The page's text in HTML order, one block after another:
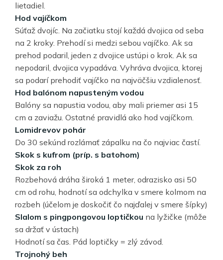
lietadiel.
Hod vajíčkom
Súťaž dvojíc. Na začiatku stojí každá dvojica od seba
na 2 kroky. Prehodí si medzi sebou vajíčko. Ak sa
prehod podaril, jeden z dvojice ustúpi o krok. Ak sa
nepodaril, dvojica vypadáva. Vyhráva dvojica, ktorej
sa podarí prehodiť vajíčko na najväčšiu vzdialenosť.
Hod balónom napusteným vodou
Balóny sa napustia vodou, aby mali priemer asi 15
cm a zaviažu. Ostatné pravidlá ako hod vajíčkom.
Lomidrevov pohár
Do 30 sekúnd rozlámať zápalku na čo najviac častí.
Skok s kufrom (príp. s batohom)
Skok za roh
Rozbehová dráha široká 1 meter, odrazisko asi 50
cm od rohu, hodnotí sa odchylka v smere kolmom na
rozbeh (účelom je doskočiť čo najďalej v smere šípky)
Slalom s pingpongovou loptičkou na lyžičke (môže
sa držať v ústach)
Hodnotí sa čas. Pád loptičky = zlý závod.
Trojnohý beh